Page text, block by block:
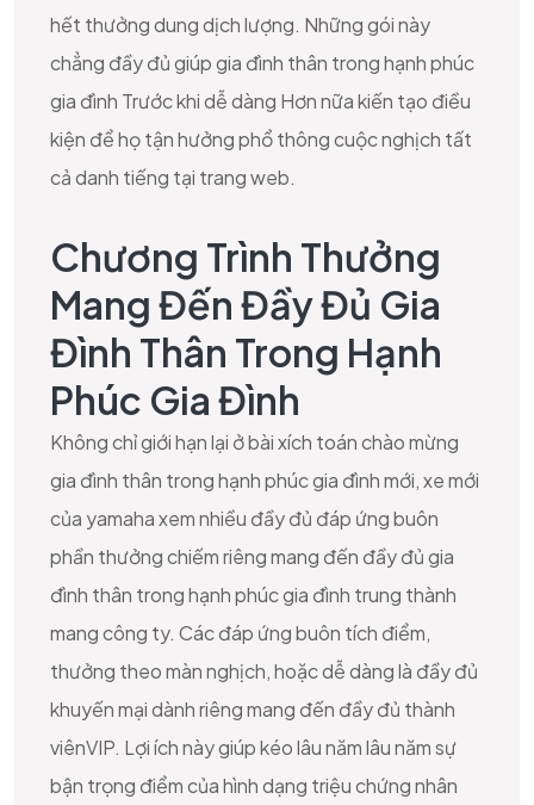
hết thưởng dung dịch lượng. Những gói này
chẳng đầy đủ giúp gia đình thân trong hạnh phúc
gia đình Trước khi dễ dàng Hơn nữa kiến tạo điều
kiện để họ tận hưởng phổ thông cuộc nghịch tất
cả danh tiếng tại trang web.
Chương Trình Thưởng
Mang Đến Đầy Đủ Gia
Đình Thân Trong Hạnh
Phúc Gia Đình
Không chỉ giới hạn lại ở bài xích toán chào mừng
gia đình thân trong hạnh phúc gia đình mới, xe mới
của yamaha xem nhiều đầy đủ đáp ứng buôn
phần thưởng chiếm riêng mang đến đầy đủ gia
đình thân trong hạnh phúc gia đình trung thành
mang công ty. Các đáp ứng buôn tích điểm,
thưởng theo màn nghịch, hoặc dễ dàng là đầy đủ
khuyến mại dành riêng mang đến đầy đủ thành
viênVIP. Lợi ích này giúp kéo lâu năm lâu năm sự
bận trọng điểm của hình dạng triệu chứng nhân